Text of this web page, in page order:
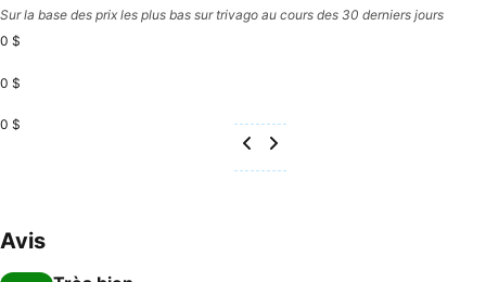
Sur la base des prix les plus bas sur trivago au cours des 30 derniers jours
0 $
0 $
0 $
Avis